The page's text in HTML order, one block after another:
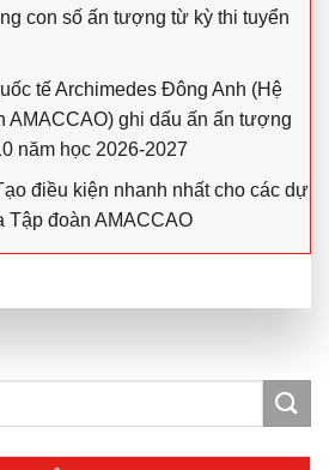
con số ấn tượng từ kỳ thi tuyển
tế Archimedes Đông Anh (Hệ
AMACCAO) ghi dấu ấn ấn tượng
năm học 2026-2027
điều kiện nhanh nhất cho các dự
Tập đoàn AMACCAO